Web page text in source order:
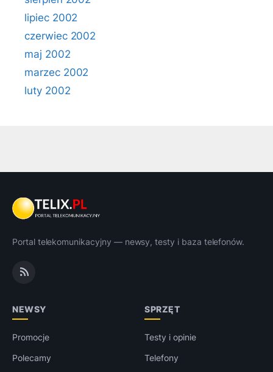
lipiec 2002
czerwiec 2002
maj 2002
marzec 2002
luty 2002
Portal telekomunikacyjny — newsy, testy i baza telefonów.
NEWSY
Promocje
Polecamy
SPRZĘT
Testy i opinie
Telefony